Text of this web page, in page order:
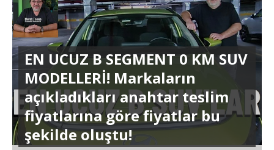
EN UCUZ B SEGMENT 0 KM SUV
MODELLERİ! Markaların
açıkladıkları anahtar teslim
fiyatlarına göre fiyatlar bu
şekilde oluştu!